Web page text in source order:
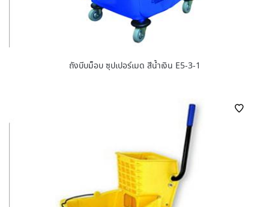
ถังบีบม็อบ ซุปเปอร์เมด สีน้ำเงิน E5-3-1